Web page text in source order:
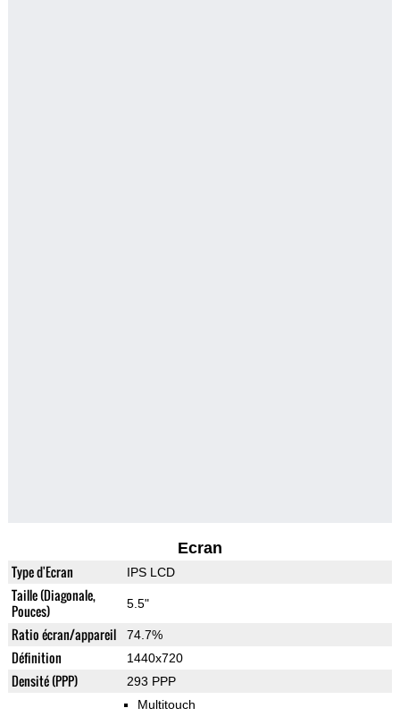
Ecran
Type d'Ecran IPS LCD
Taille (Diagonale,
Pouces)
5.5"
Ratio écran/appareil 74.7%
Définition 1440x720
Densité (PPP) 293 PPP
Multitouch